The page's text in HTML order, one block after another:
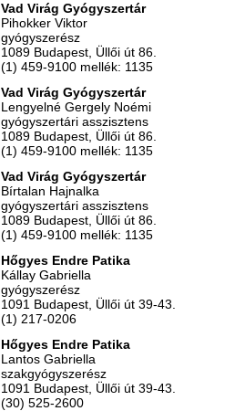
Vad Virág Gyógyszertár
Pihokker Viktor
gyógyszerész
1089 Budapest, Üllői út 86.
(1) 459-9100 mellék: 1135
Vad Virág Gyógyszertár
Lengyelné Gergely Noémi
gyógyszertári asszisztens
1089 Budapest, Üllői út 86.
(1) 459-9100 mellék: 1135
Vad Virág Gyógyszertár
Bírtalan Hajnalka
gyógyszertári asszisztens
1089 Budapest, Üllői út 86.
(1) 459-9100 mellék: 1135
Hőgyes Endre Patika
Kállay Gabriella
gyógyszerész
1091 Budapest, Üllői út 39-43.
(1) 217-0206
Hőgyes Endre Patika
Lantos Gabriella
szakgyógyszerész
1091 Budapest, Üllői út 39-43.
(30) 525-2600